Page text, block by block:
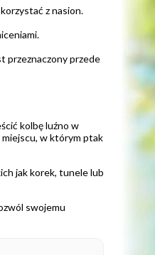
z nasion.
przeznaczony przede
kolbę luźno w
miejscu, w którym ptak
jak korek, tunele lub
swojemu